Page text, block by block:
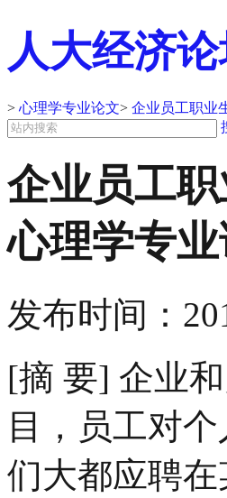
人大经济
> 心理学专业论文> 企业员工职业
企业员工
心理学专
发布时间：
[摘 要] 企业
目，员工对
们大都应聘